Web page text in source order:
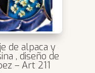
de alpaca y
, diseño de
– Art 211